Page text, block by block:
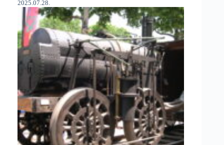
2025.07.28.